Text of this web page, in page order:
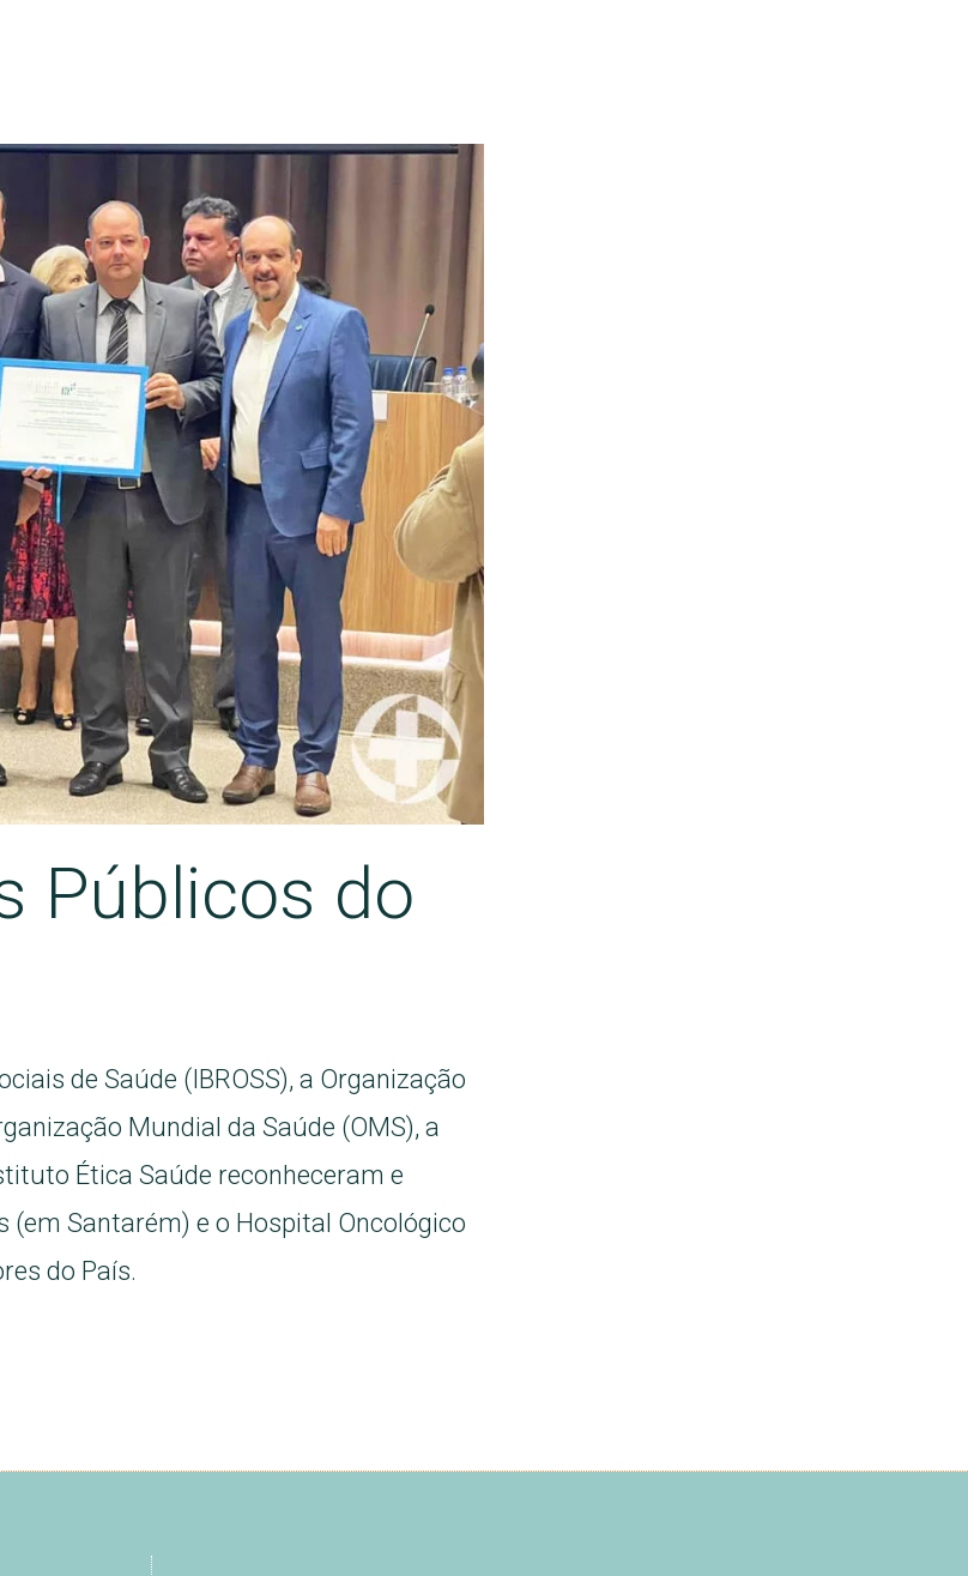
Públicos do
de Saúde (IBROSS), a Organização
Mundial da Saúde (OMS), a
Ética Saúde reconheceram e
Santarém) e o Hospital Oncológico
do País.